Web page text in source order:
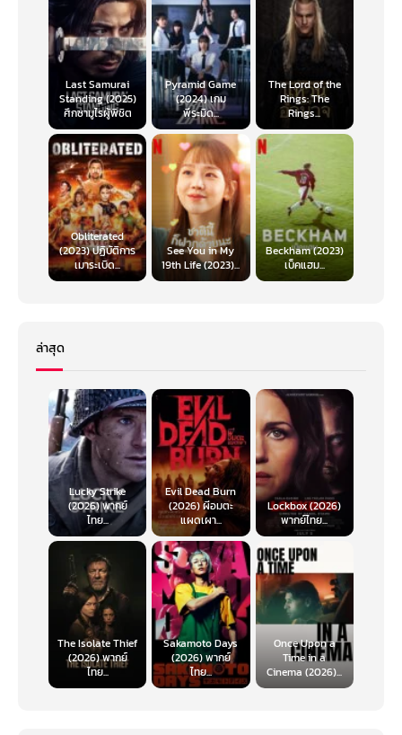
Last Samurai
Standing (2025)
ศึกซามูไรผู้พิชิต
Pyramid Game
(2024) เกม
พีระมิด...
The Lord of the
Rings: The
Rings...
Obliterated
(2023) ปฏิบัติการ
เมาระเบิด...
See You in My
19th Life (2023)...
Beckham (2023)
เบ็คแฮม...
ล่าสุด
Lucky Strike
(2026) พากย์
ไทย...
Evil Dead Burn
(2026) ผีอมตะ
แผดเผา...
Lockbox (2026)
พากย์ไทย...
The Isolate Thief
(2026) พากย์
ไทย...
Sakamoto Days
(2026) พากย์
ไทย...
Once Upon a
Time in a
Cinema (2026)...